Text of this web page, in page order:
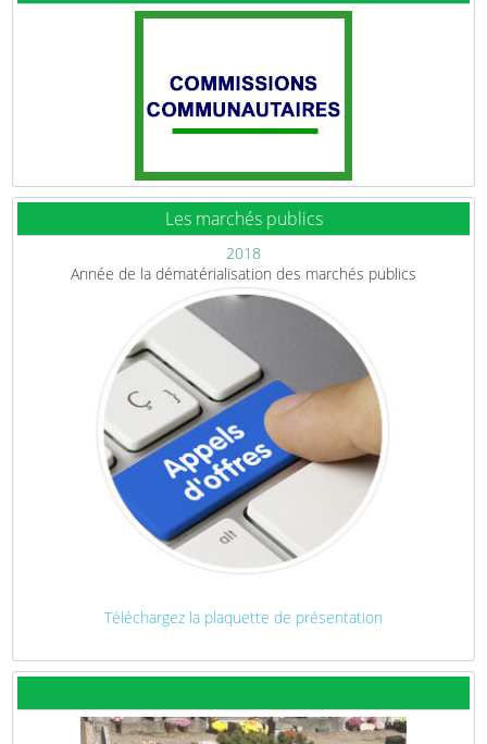
Les marchés publics
2018
Année de la dématérialisation des marchés publics
Téléchargez la plaquette de présentation